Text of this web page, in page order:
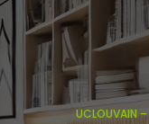
UCLOUVAIN –